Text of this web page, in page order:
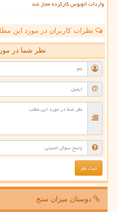
واردات اتوبوس کارکرده مجاز شد
نظرات کاربران در مورد این
نظر شما در
دوستان میزان سنج